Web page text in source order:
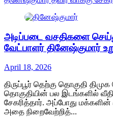
அடிப்படை வசதிகளை
வேட்பாளர் தினேஷ்குமார்
April 18, 2026
திருப்பூர் தெற்கு தொகுதி
தொகுதியின் பல இடங்களில்
சேகரித்தார். அப்போது
அதை நிறைவேற்றித்...